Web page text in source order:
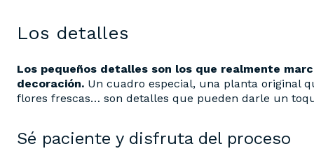
Los detalles
Los pequeños detalles son los que realmente
decoración. Un cuadro especial, una planta original
flores frescas… son detalles que pueden darle un
Sé paciente y disfruta del proceso